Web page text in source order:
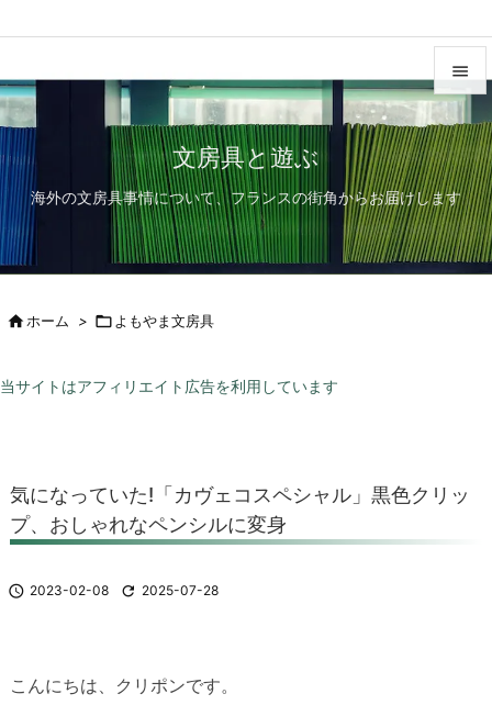
文房具と遊ぶ
海外の文房具事情について、フランスの街角からお届けします


メニュ

サイド

前へ
ホーム >  よもやま文房具
当サイトはアフィリエイト広告を利用しています
気になっていた!「カヴェコスペシャル」黒色クリッ
プ、おしゃれなペンシルに変身
 2023-02-08  2025-07-28
こんにちは、クリポンです。